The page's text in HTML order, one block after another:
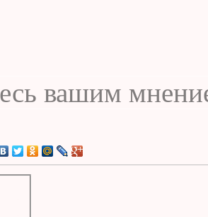
пропитана
дверей твои
колец мой